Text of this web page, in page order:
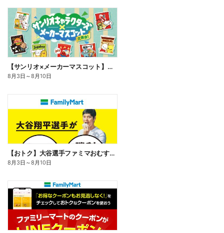
【サンリオ×メーカーマスコット】オリジナルグッズ貰える!
8月3日 ～8月10日
【おトク】大谷選手ファミマおむすび割
8月3日 ～8月10日